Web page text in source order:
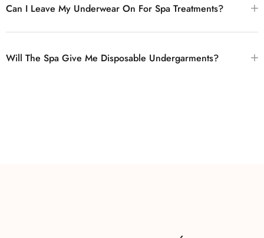
Can I Leave My Underwear On For Spa Treatments?
Will The Spa Give Me Disposable Undergarments?